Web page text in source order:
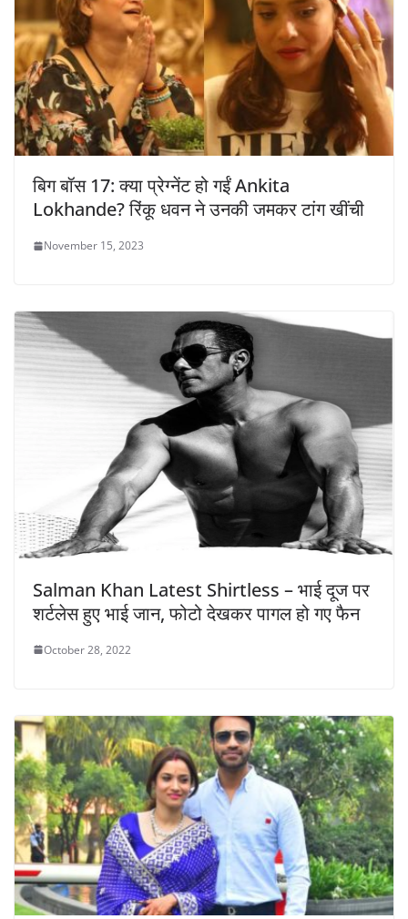
बिग बॉस 17: क्या प्रेग्नेंट हो गईं Ankita
Lokhande? रिंकू धवन ने उनकी जमकर टांग खींची
November 15, 2023
Salman Khan Latest Shirtless – भाई दूज पर
शर्टलेस हुए भाई जान, फोटो देखकर पागल हो गए फैन
October 28, 2022